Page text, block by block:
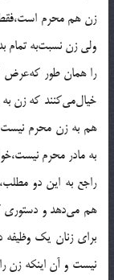
زن هم محرم
ولی زن نسبت‌به تمام
را همان طور که‌عرض
خیال‌می‌کنند که زن
هم به زن محرم
به مادر محرم
راجع به این دو
هم می‌دهد و دستوری
برای زنان یک وظیفه
نیست و آن اینکه زن